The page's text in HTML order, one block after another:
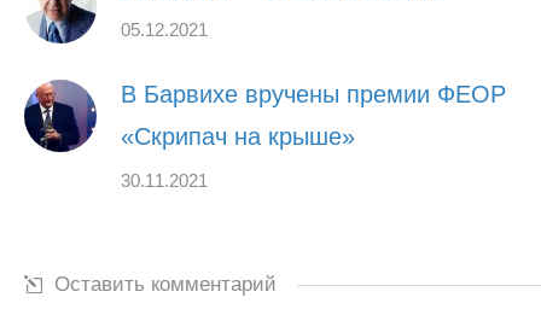
05.12.2021
В Барвихе вручены премии ФЕОР
«Скрипач на крыше»
30.11.2021
Оставить комментарий